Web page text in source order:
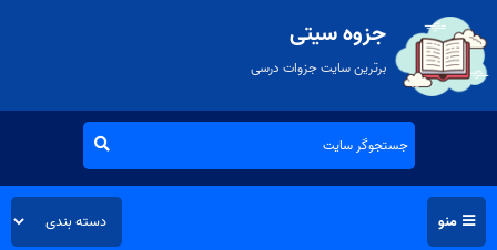
جزوه سیتی
برترین سایت جزوات درسی
منو